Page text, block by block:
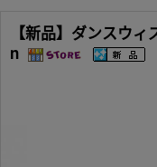
【新品】ダンスウ
n